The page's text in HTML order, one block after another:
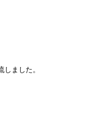
ました。